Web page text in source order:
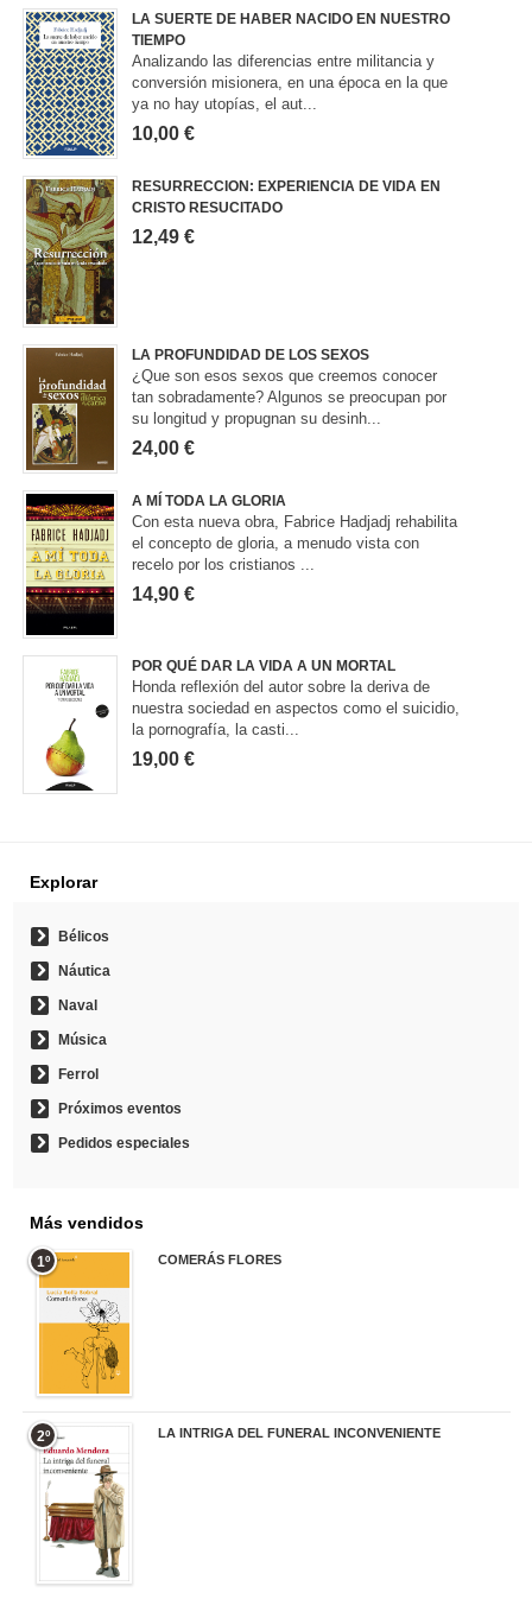
LA SUERTE DE HABER NACIDO EN NUESTRO
TIEMPO
Analizando las diferencias entre militancia y
conversión misionera, en una época en la que
ya no hay utopías, el aut...
10,00 €
RESURRECCION: EXPERIENCIA DE VIDA EN
CRISTO RESUCITADO
12,49 €
LA PROFUNDIDAD DE LOS SEXOS
¿Que son esos sexos que creemos conocer
tan sobradamente? Algunos se preocupan por
su longitud y propugnan su desinh...
24,00 €
A MÍ TODA LA GLORIA
Con esta nueva obra, Fabrice Hadjadj rehabilita
el concepto de gloria, a menudo vista con
recelo por los cristianos ...
14,90 €
POR QUÉ DAR LA VIDA A UN MORTAL
Honda reflexión del autor sobre la deriva de
nuestra sociedad en aspectos como el suicidio,
la pornografía, la casti...
19,00 €
Explorar
Bélicos
Náutica
Naval
Música
Ferrol
Próximos eventos
Pedidos especiales
Más vendidos
1º COMERÁS FLORES
2º LA INTRIGA DEL FUNERAL INCONVENIENTE